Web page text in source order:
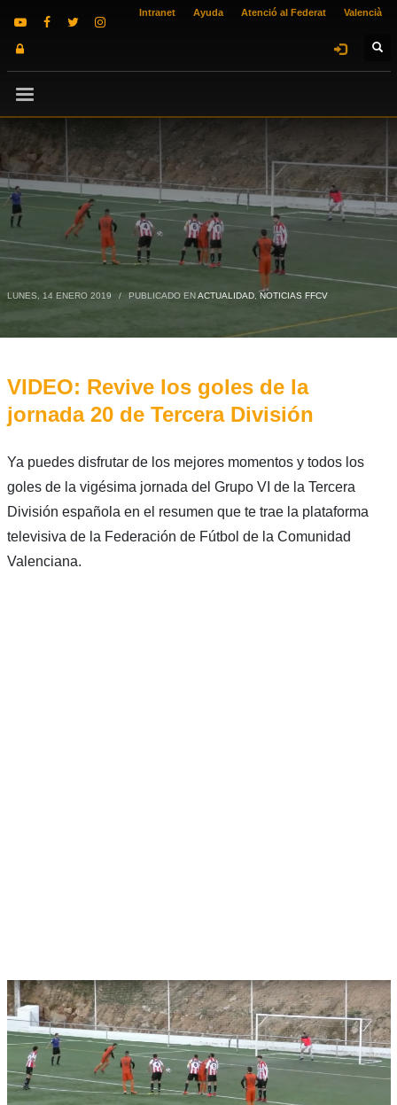
Intranet Ayuda Atenció al Federat Valencià
LUNES, 14 ENERO 2019 / PUBLICADO ENACTUALIDAD,NOTICIAS FFCV
VIDEO: Revive los goles de la
jornada 20 de Tercera División
Ya puedes disfrutar de los mejores momentos y todos los
goles de la vigésima jornada del Grupo VI de la Tercera
División española en el resumen que te trae la plataforma
televisiva de la Federación de Fútbol de la Comunidad
Valenciana.